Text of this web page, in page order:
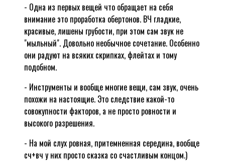
- Одна из первых вещей что обращает на себя
внимание это проработка обертонов. ВЧ гладкие,
красивые, лишены грубости, при этом сам звук не
"мыльный". Довольно необычное сочетание. Особенно
они радуют на всяких скрипках, флейтах и тому
подобном.
- Инструменты и вообще многие вещи, сам звук, очень
похожи на настоящие. Это следствие какой-то
совокупности факторов, а не просто ровности и
высокого разрешения.
- На мой слух ровная, притемненная середина, вообще
сч+вч у них просто сказка со счастливым концом.)